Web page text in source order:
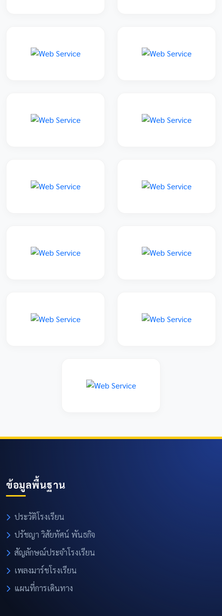
ข้อมูลพื้นฐาน
ประวัติโรงเรียน
ปรัชญา วิสัยทัศน์ พันธกิจ
สัญลักษณ์ประจำโรงเรียน
เพลงมาร์ชโรงเรียน
แผนที่การเดินทาง